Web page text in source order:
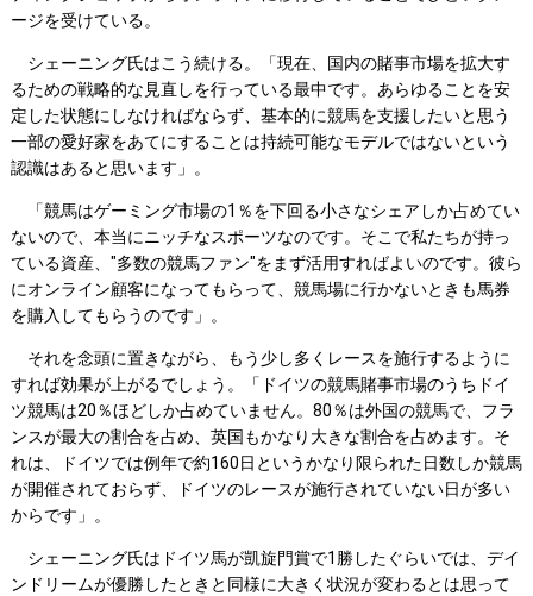
ージを受けている。
シェーニング氏はこう続ける。「現在、国内の賭事市場を拡大す
るための戦略的な見直しを行っている最中です。あらゆることを安
定した状態にしなければならず、基本的に競馬を支援したいと思う
一部の愛好家をあてにすることは持続可能なモデルではないという
認識はあると思います」。
「競馬はゲーミング市場の1％を下回る小さなシェアしか占めてい
ないので、本当にニッチなスポーツなのです。そこで私たちが持っ
ている資産、"多数の競馬ファン"をまず活用すればよいのです。彼ら
にオンライン顧客になってもらって、競馬場に行かないときも馬券
を購入してもらうのです」。
それを念頭に置きながら、もう少し多くレースを施行するように
すれば効果が上がるでしょう。「ドイツの競馬賭事市場のうちドイ
ツ競馬は20％ほどしか占めていません。80％は外国の競馬で、フラ
ンスが最大の割合を占め、英国もかなり大きな割合を占めます。そ
れは、ドイツでは例年で約160日というかなり限られた日数しか競馬
が開催されておらず、ドイツのレースが施行されていない日が多い
からです」。
シェーニング氏はドイツ馬が凱旋門賞で1勝したぐらいでは、デイ
ンドリームが優勝したときと同様に大きく状況が変わるとは思って